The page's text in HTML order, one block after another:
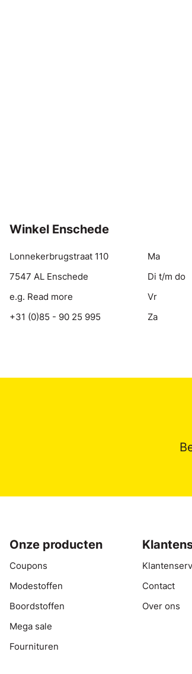
Winkel Enschede
Lonnekerbrugstraat 110
7547 AL Enschede
e.g. Read more
+31 (0)85 - 90 25 995
Ma
Di t/m do
Vr
Za
Onze producten
Coupons
Modestoffen
Boordstoffen
Mega sale
Fournituren
Contact
Over ons